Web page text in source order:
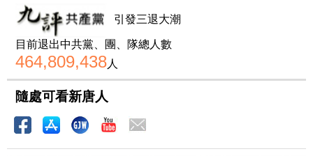
引發三退大潮
目前退出中共黨、團、隊總人數
464,809,438人
隨處可看新唐人